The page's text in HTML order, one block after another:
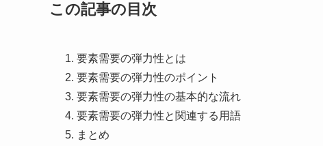
この記事の目次
要素需要の弾力性とは
要素需要の弾力性のポイント
要素需要の弾力性の基本的な流れ
要素需要の弾力性と関連する用語
まとめ